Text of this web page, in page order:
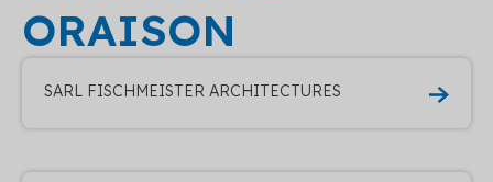
ORAISON
SARL FISCHMEISTER ARCHITECTURES